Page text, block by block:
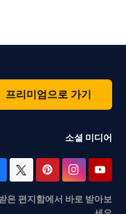
프리미엄으로 가기
소셜 미디어
은 편지함에서 바로 받아보